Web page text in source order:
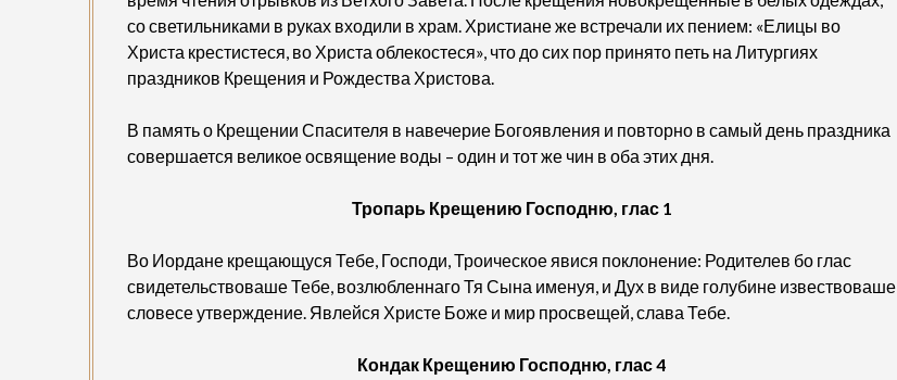
со светильниками в руках входили в храм. Христиане же встречали их пением: «Елицы во
Христа крестистеся, во Христа облекостеся», что до сих пор принято петь на Литургиях
праздников Крещения и Рождества Христова.
В память о Крещении Спасителя в навечерие Богоявления и повторно в самый день праздника
совершается великое освящение воды – один и тот же чин в оба этих дня.
Тропарь Крещению Господню, глас 1
Во Иордане крещающуся Тебе, Господи, Троическое явися поклонение: Родителев бо глас
свидетельствоваше Тебе, возлюбленнаго Тя Сына именуя, и Дух в виде голубине извествоваше
словесе утверждение. Явлейся Христе Боже и мир просвещей, слава Тебе.
Кондак Крещению Господню, глас 4